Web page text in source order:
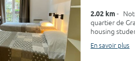
2.02 km-
quartier de
housing
En savoir plus